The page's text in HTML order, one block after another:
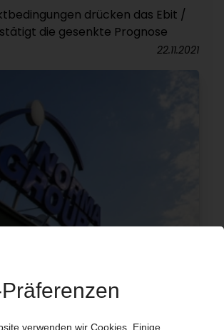
drücken das Ebit /
die gesenkte Prognose
22.11.2021